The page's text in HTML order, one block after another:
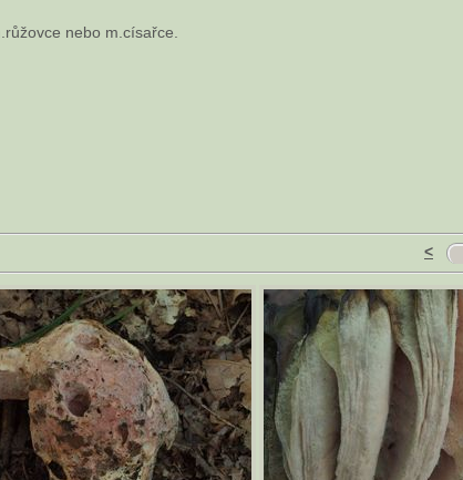
nebo m.císařce.